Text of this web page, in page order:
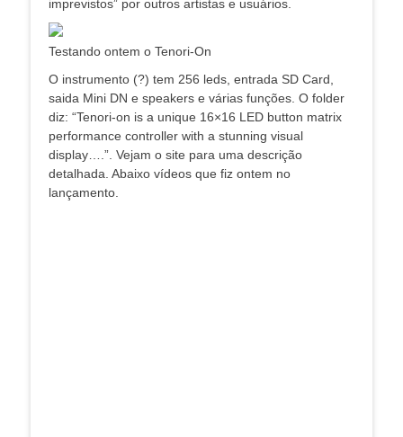
imprevistos” por outros artistas e usuários.
Testando ontem o Tenori-On
O instrumento (?) tem 256 leds, entrada SD Card,
saida Mini DN e speakers e várias funções. O folder
diz: “Tenori-on is a unique 16×16 LED button matrix
performance controller with a stunning visual
display….”. Vejam o site para uma descrição
detalhada. Abaixo vídeos que fiz ontem no
lançamento.